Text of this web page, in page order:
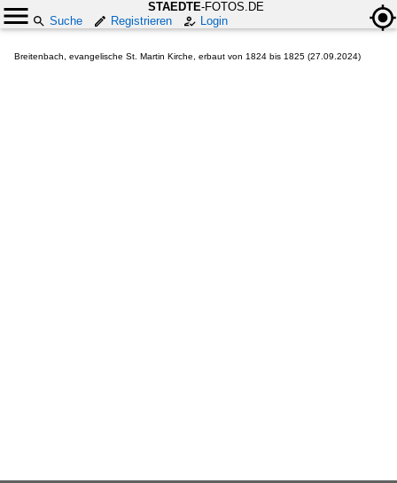
STAEDTE-FOTOS.DE
Suche
Registrieren Login
Breitenbach, evangelische St. Martin Kirche, erbaut von 1824 bis 1825 (27.09.2024)